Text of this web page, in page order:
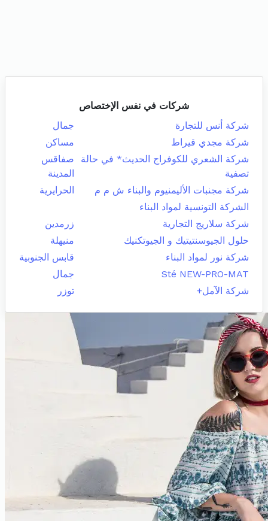
شركات في نفس الإختصاص
شركة أنس للتجارة
جمال
شركة مجدي قيراط
مساكن
شركة الشعري للكوفراج الحديث* في حالة
تصفية
صفاقس
المدينة
شركة مجنبات الأليمنيوم والبناء ش م م
الحرايرية
الشركة التونسية لمواد البناء
شركة سلاريج التجارية
زرمدين
حلول الجيوسنتيتيك و الجيوتكنيك
منيهلة
شركة نور لمواد البناء
قابس الجنوبية
Sté NEW-PRO-MAT
جمال
شركة الآمل+
توزر